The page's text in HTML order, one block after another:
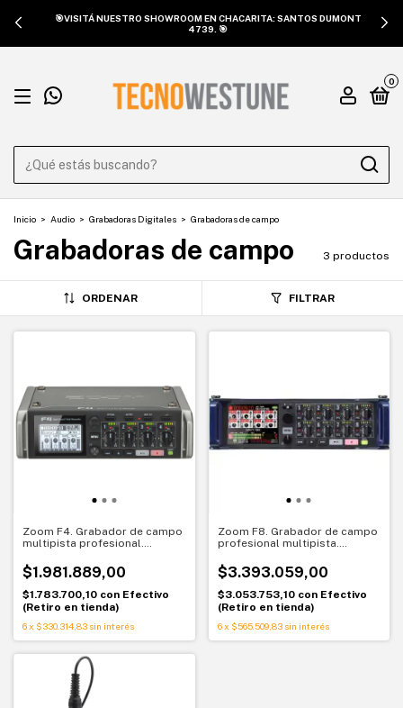
🎯VISITÁ NUESTRO SHOWROOM EN CHACARITA: SANTOS DUMONT
4739. 🎯
0
Inicio > Audio > Grabadoras Digitales > Grabadoras de campo
Grabadoras de campo 3 productos
ORDENAR FILTRAR
Zoom F4. Grabador de campo
multipista profesional.
audiovisual
$1.981.889,00
$1.783.700,10 con Efectivo
(Retiro en tienda)
6x $330.314,83 sin interés
Zoom F8. Grabador de campo
profesional multipista.
$3.393.059,00
$3.053.753,10 con Efectivo
(Retiro en tienda)
6 x $565.509,83 sin interés